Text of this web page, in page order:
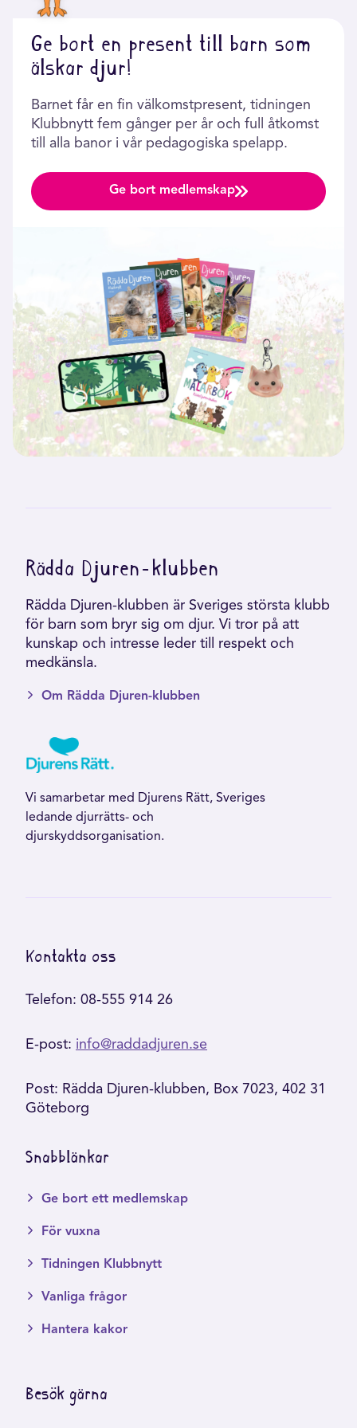
Ge bort en present till barn som
älskar djur!
Barnet får en fin välkomstpresent, tidningen
Klubbnytt fem gånger per år och full åtkomst
till alla banor i vår pedagogiska spelapp.
Ge bort medlemskap
Rädda Djuren-klubben
Rädda Djuren-klubben är Sveriges största klubb
för barn som bryr sig om djur. Vi tror på att
kunskap och intresse leder till respekt och
medkänsla.
Om Rädda Djuren-klubben
Vi samarbetar med Djurens Rätt, Sveriges
ledande djurrätts- och
djurskyddsorganisation.
Kontakta oss
Telefon: 08-555 914 26
E-post: info@raddadjuren.se
Post: Rädda Djuren-klubben, Box 7023, 402 31
Göteborg
Snabblänkar
Ge bort ett medlemskap
För vuxna
Tidningen Klubbnytt
Vanliga frågor
Hantera kakor
Besök gärna